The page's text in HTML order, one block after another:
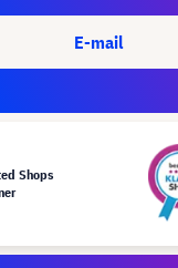
E-mail
Shops